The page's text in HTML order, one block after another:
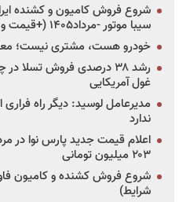
شروع فروش کامیون و کشنده
سیبا موتور -مرداد۱۴۰۵ (+قیمت و شرایط)
خودرو هست، مشتری نیست؛
رشد ۳۸ درصدی فروش تسلا
غول آمریکایی
مدیرعامل لوسید: دیگر راه
ندارد
۲۰۳ میلیون تومانی
شرایط)